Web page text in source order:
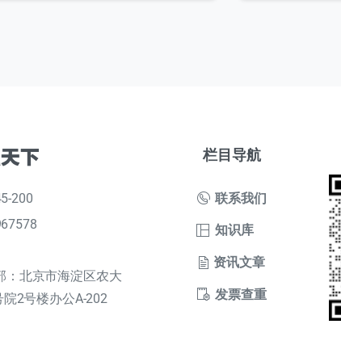
200
：北京市海淀区农大
院2号楼办公A-202
栏目导航
联系我们
知识库
资讯文章
发票查重